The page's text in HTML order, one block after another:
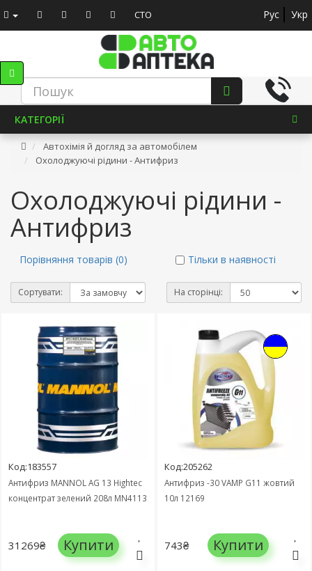
СТО Рус Укр
КАТЕГОРІЇ
Автохімія й догляд за автомобілем
Охолоджуючі рідини - Антифриз
Охолоджуючі рідини -
Антифриз
Порівняння товарів (0) Тільки в наявності
Сортувати: На сторінці:
Код:183557
Антифриз MANNOL AG 13 Hightec
концентрат зелений 208л MN4113
31269₴ Купити
Код:205262
Антифриз -30 VAMP G11 жовтий
10л 12169
743₴ Купити